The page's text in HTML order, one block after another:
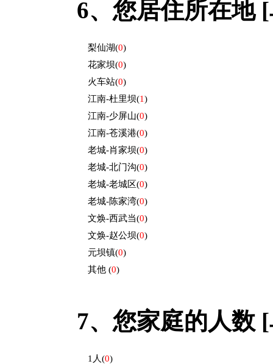
6、 您居住所在地
梨仙湖(0)
花家坝(0)
火车站(0)
江南-杜里坝(1)
江南-少屏山(0)
江南-苍溪港(0)
老城-肖家坝(0)
老城-北门沟(0)
老城-老城区(0)
老城-陈家湾(0)
文焕-西武当(0)
文焕-赵公坝(0)
元坝镇(0)
其他 (0)
7、 您家庭的人数
1人(0)